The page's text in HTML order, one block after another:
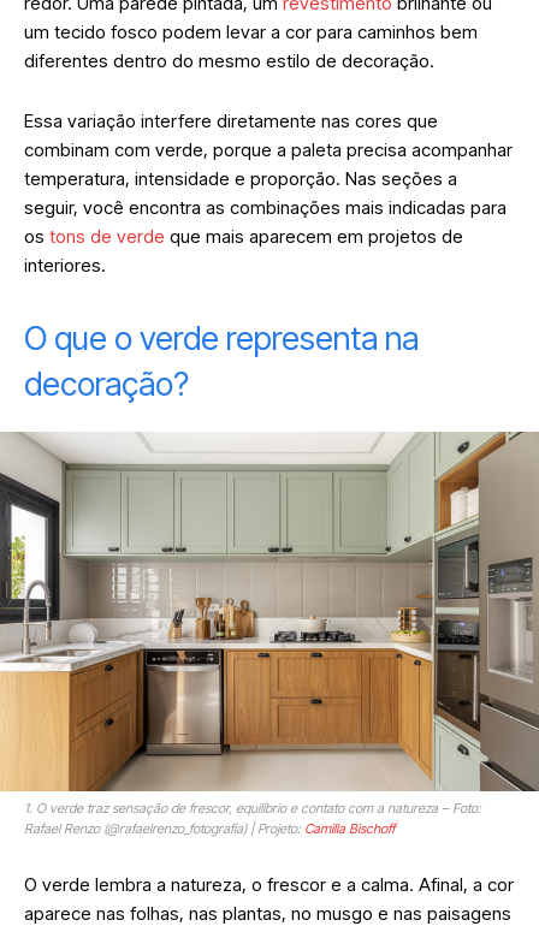
um tecido fosco podem levar a cor para caminhos bem
diferentes dentro do mesmo estilo de decoração.
Essa variação interfere diretamente nas cores que
combinam com verde, porque a paleta precisa acompanhar
temperatura, intensidade e proporção. Nas seções a
seguir, você encontra as combinações mais indicadas para
os tons de verde que mais aparecem em projetos de
interiores.
O que o verde representa na
decoração?
1. O verde traz sensação de frescor, equilíbrio e contato com a natureza – Foto:
Rafael Renzo (@rafaelrenzo_fotografia) | Projeto: Camilla Bischoff
O verde lembra a natureza, o frescor e a calma. Afinal, a cor
aparece nas folhas, nas plantas, no musgo e nas paisagens